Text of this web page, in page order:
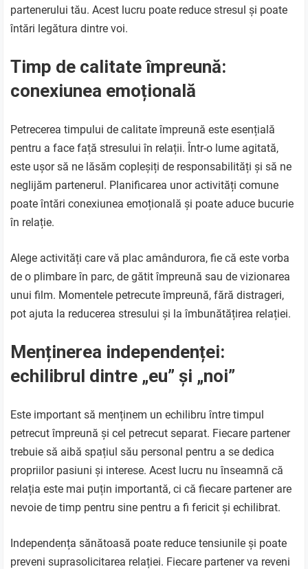
partenerului tău. Acest lucru poate reduce stresul și poate
întări legătura dintre voi.
Timp de calitate împreună:
conexiunea emoțională
Petrecerea timpului de calitate împreună este esențială
pentru a face față stresului în relații. Într-o lume agitată,
este ușor să ne lăsăm copleșiți de responsabilități și să ne
neglijăm partenerul. Planificarea unor activități comune
poate întări conexiunea emoțională și poate aduce bucurie
în relație.
Alege activități care vă plac amândurora, fie că este vorba
de o plimbare în parc, de gătit împreună sau de vizionarea
unui film. Momentele petrecute împreună, fără distrageri,
pot ajuta la reducerea stresului și la îmbunătățirea relației.
Menținerea independenței:
echilibrul dintre „eu” și „noi”
Este important să menținem un echilibru între timpul
petrecut împreună și cel petrecut separat. Fiecare partener
trebuie să aibă spațiul său personal pentru a se dedica
propriilor pasiuni și interese. Acest lucru nu înseamnă că
relația este mai puțin importantă, ci că fiecare partener are
nevoie de timp pentru sine pentru a fi fericit și echilibrat.
Independența sănătoasă poate reduce tensiunile și poate
preveni suprasolicitarea relației. Fiecare partener va reveni